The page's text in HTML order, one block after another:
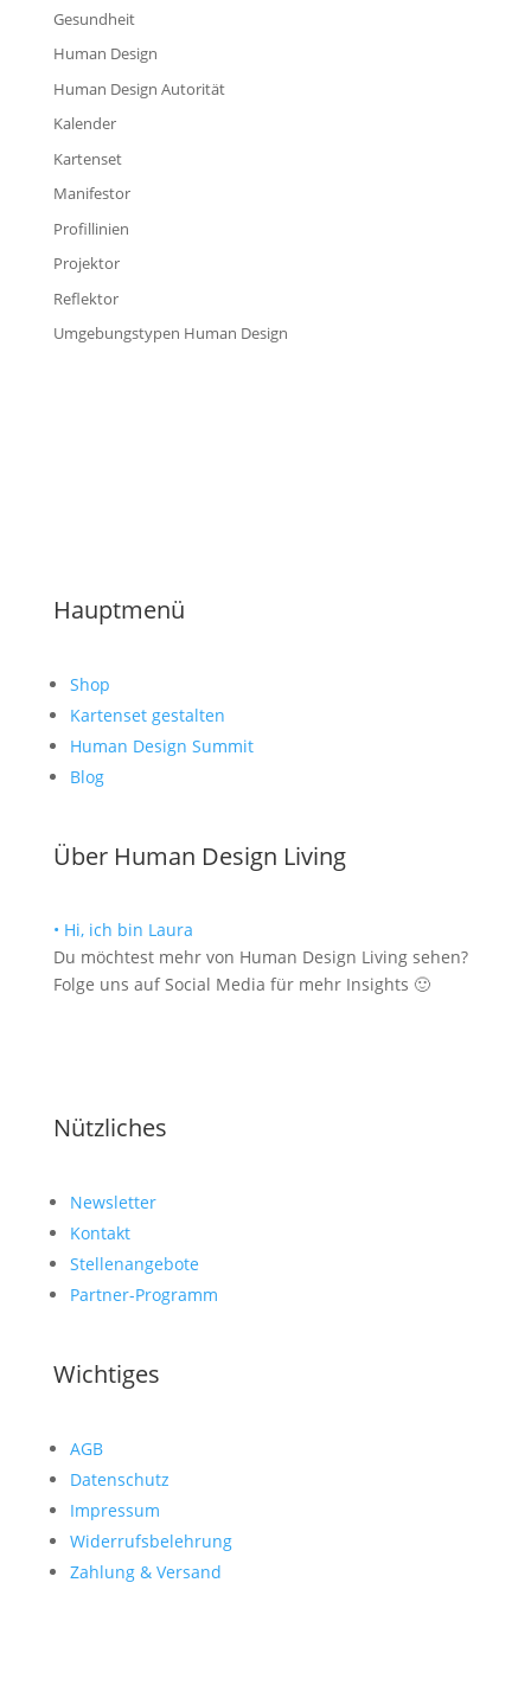
Gesundheit
Human Design
Human Design Autorität
Kalender
Kartenset
Manifestor
Profillinien
Projektor
Reflektor
Umgebungstypen Human Design
Hauptmenü
Shop
Kartenset gestalten
Human Design Summit
Blog
Über Human Design Living
• Hi, ich bin Laura
Du möchtest mehr von Human Design Living sehen?
Folge uns auf Social Media für mehr Insights 🙂
Nützliches
Newsletter
Kontakt
Stellenangebote
Partner-Programm
Wichtiges
AGB
Datenschutz
Impressum
Widerrufsbelehrung
Zahlung & Versand